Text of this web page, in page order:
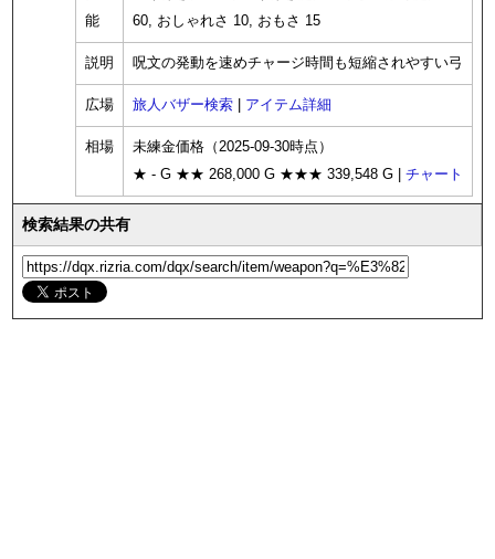
能
60, おしゃれさ 10, おもさ 15
説明 呪文の発動を速めチャージ時間も短縮されやすい弓
広場 旅人バザー検索 アイテム詳細
相場
未練金価格（2025-09-30時点）
★ - G ★★ 268,000 G ★★★ 339,548 G | チャート
検索結果の共有